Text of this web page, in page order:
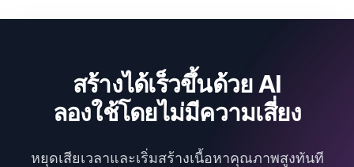
สร้างได้เร็วขึ้นด้วย AI
ลองใช้โดยไม่มีความเสี่ยง
หยุดเสียเวลาและเริ่มสร้างเนื้อหาคุณภาพสูงทันที